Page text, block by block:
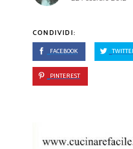
CONDIVIDI:
FACEBOOK
PINTEREST